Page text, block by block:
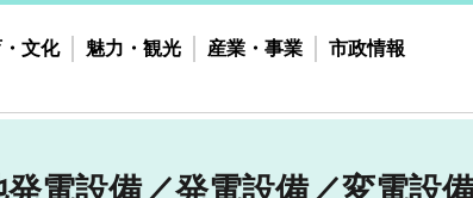
文化 魅力・観光 産業・事業 市政情報
電設備／発電設備／変電設